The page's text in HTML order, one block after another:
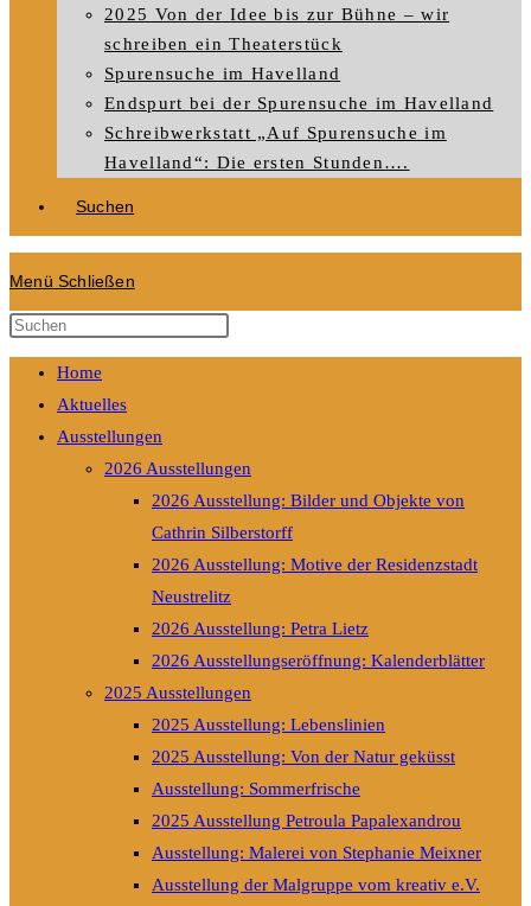
2025 Von der Idee bis zur Bühne – wir
schreiben ein Theaterstück
Spurensuche im Havelland
Endspurt bei der Spurensuche im Havelland
Schreibwerkstatt „Auf Spurensuche im
Havelland“: Die ersten Stunden….
Suchen
Menü Schließen
Diese
Website
durchsuchen
Home
Aktuelles
Ausstellungen
2026 Ausstellungen
2026 Ausstellung: Bilder und Objekte von
Cathrin Silberstorff
2026 Ausstellung: Motive der Residenzstadt
Neustrelitz
2026 Ausstellung: Petra Lietz
2026 Ausstellungseröffnung: Kalenderblätter
2025 Ausstellungen
2025 Ausstellung: Lebenslinien
2025 Ausstellung: Von der Natur geküsst
Ausstellung: Sommerfrische
2025 Ausstellung Petroula Papalexandrou
Ausstellung: Malerei von Stephanie Meixner
Ausstellung der Malgruppe vom kreativ e.V.